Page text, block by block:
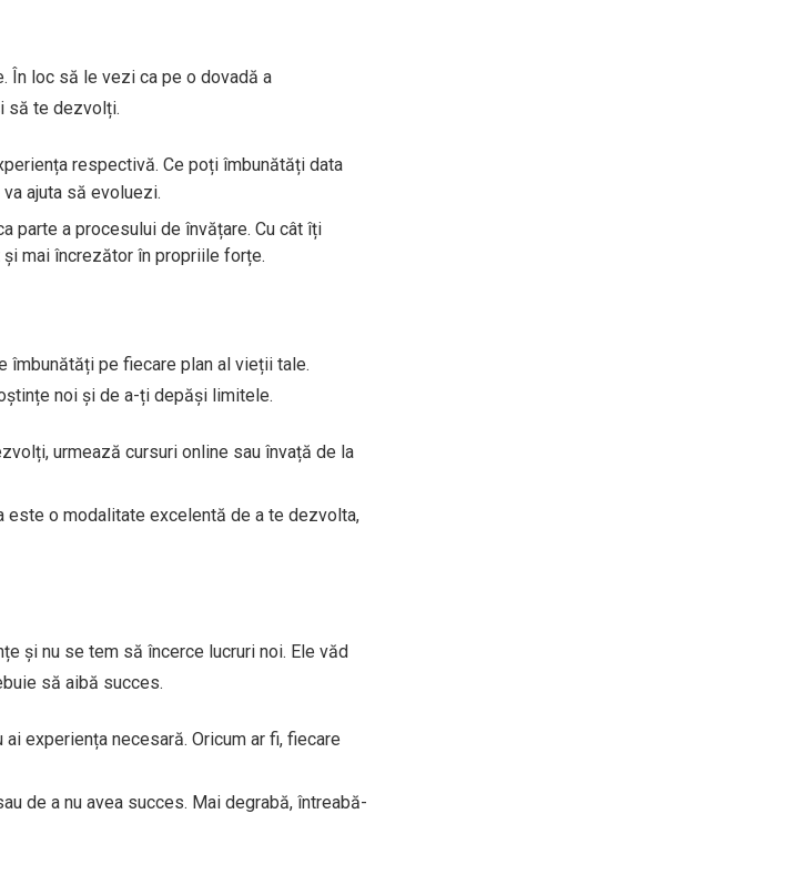
În loc să le vezi ca pe o dovadă a
să te dezvolți.
respectivă. Ce poți îmbunătăți data
ajuta să evoluezi.
parte a procesului de învățare. Cu cât îți
mai încrezător în propriile forțe.
îmbunătăți pe fiecare plan al vieții tale.
noi și de a-ți depăși limitele.
urmează cursuri online sau învață de la
o modalitate excelentă de a te dezvolta,
și nu se tem să încerce lucruri noi. Ele văd
să aibă succes.
experiența necesară. Oricum ar fi, fiecare
de a nu avea succes. Mai degrabă, întreabă-